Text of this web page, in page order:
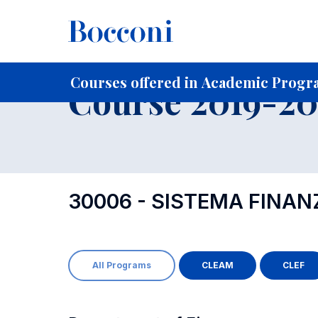
Courses offered in Academic
Home For current Students
Course 2019-
30006 - SISTEMA
All Programs CLEAM CLEF